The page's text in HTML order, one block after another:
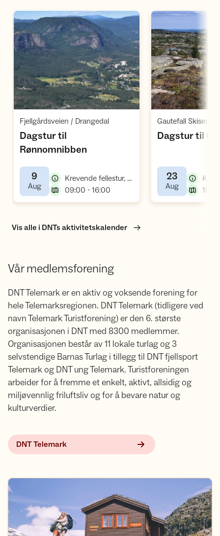
Åpne aktivitet
Fjellgårdsveien / Drangedal,
Dagstur til
Rønnomnibben,
9
Aug,
Krevende fellestur, fottur
09:00 - 16:00
Dagstur til
23
Aug,
Vis alle i DNTs aktivitetskalender
Vår medlemsforening
DNT Telemark er en aktiv og voksende forening for
hele Telemarksregionen. DNT Telemark (tidligere ved
navn Telemark Turistforening) er den 6. største
organisasjonen i DNT med 8300 medlemmer.
Organisasjonen består av 11 lokale turlag og 3
selvstendige Barnas Turlag i tillegg til DNT fjellsport
Telemark og DNT ung Telemark. Turistforeningen
arbeider for å fremme et enkelt, aktivt, allsidig og
miljøvennlig friluftsliv og for å bevare natur og
kulturverdier.
DNT Telemark
DNT der du er